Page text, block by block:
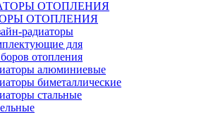
ОТОПЛЕНИЯ
радиаторы
для
отопления
алюминиевые
биметаллические
стальные